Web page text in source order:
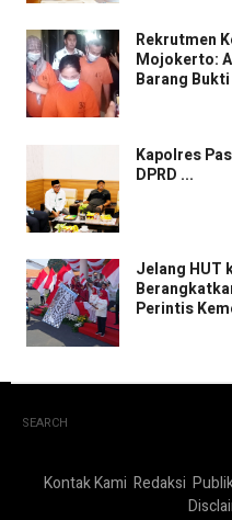
Rekrutmen
Mojokerto:
Barang Bukti
Kapolres
DPRD ...
Jelang HUT
Perintis
SEARCH
Kontak Kami Redaksi